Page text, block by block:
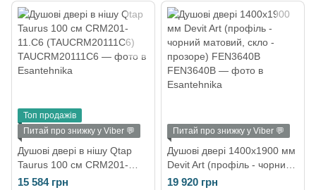
TAUCRM201314C6
TAUCRM201213C6
Топ продажів
Питай про знижку у Viber 💬
Душові двері в нішу Qtap
Taurus 100 см CRM201-
11.C6 (TAUCRM20111C6)
15 584 грн
Питай про знижку у Viber 💬
Душові двері 1400х1900 мм
Devit Art (профіль - чорний
матовий, скло - прозоре)
19 920 грн